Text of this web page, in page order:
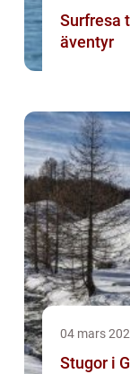
Surfresa
äventyr
04 mars
Stugor i